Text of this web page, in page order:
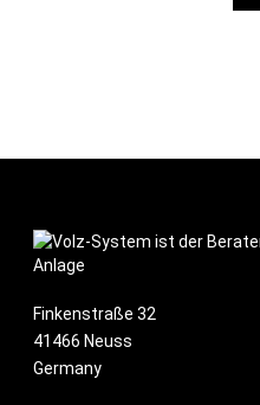
Finkenstraße 32
41466 Neuss
Germany